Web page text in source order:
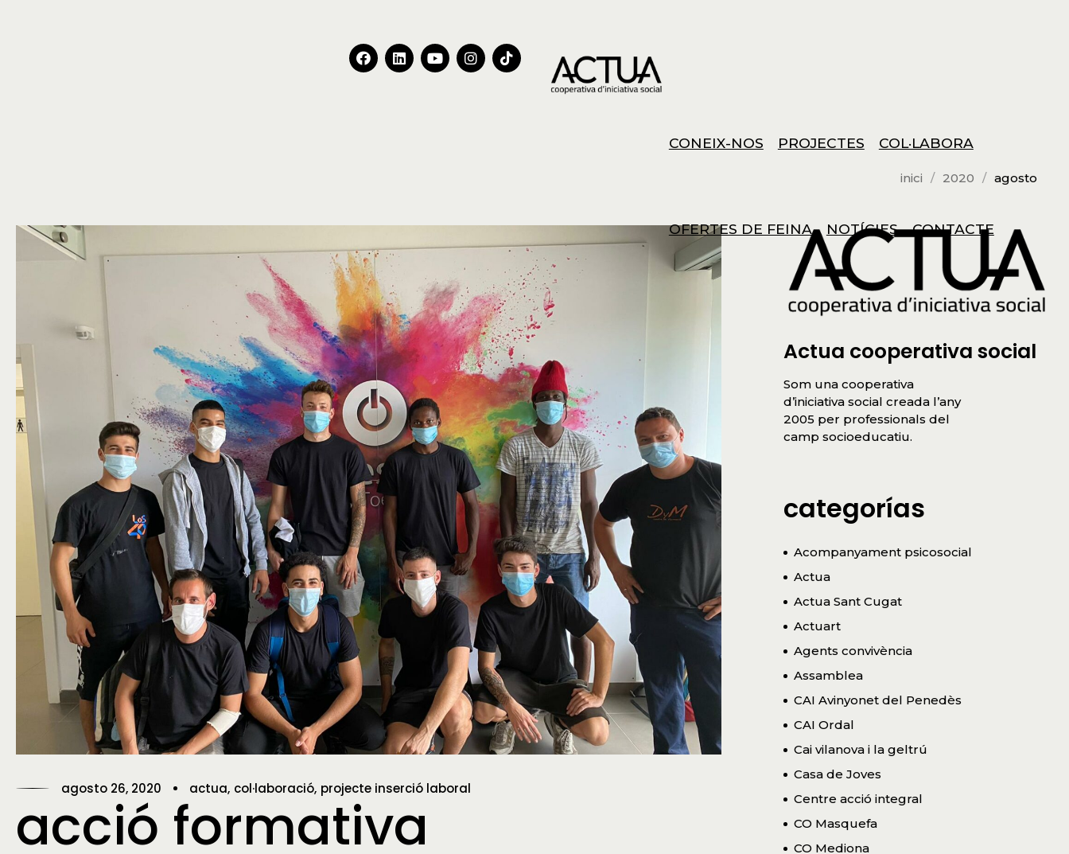
CONEIX-NOS PROJECTES COL·LABORA
OFERTES DE FEINA NOTÍCIES CONTACTE
inici 2020 agosto
agosto 26, 2020 actua col·laboració projecte inserció laboral
acció formativa
Actua cooperativa social
Som una cooperativa
d’iniciativa social creada l’any
2005 per professionals del
camp socioeducatiu.
categorías
Acompanyament psicosocial
Actua
Actua Sant Cugat
Actuart
Agents convivència
Assamblea
CAI Avinyonet del Penedès
CAI Ordal
Cai vilanova i la geltrú
Casa de Joves
Centre acció integral
CO Masquefa
CO Mediona